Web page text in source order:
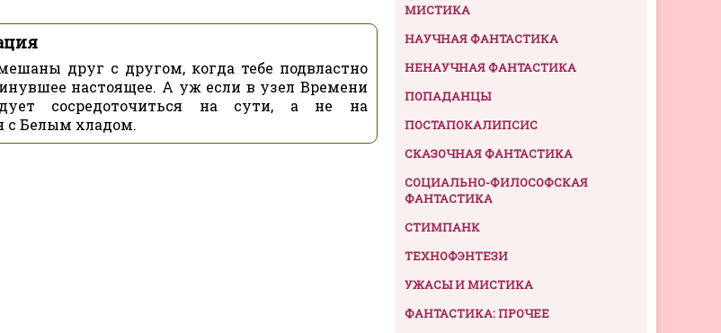
друг с другом, когда тебе подвластно
настоящее. А уж если в узел Времени
сосредоточиться на сути, а не на
с Белым хладом.
МИСТИКА
НАУЧНАЯ ФАНТАСТИКА
НЕНАУЧНАЯ ФАНТАСТИКА
ПОПАДАНЦЫ
ПОСТАПОКАЛИПСИС
СКАЗОЧНАЯ ФАНТАСТИКА
СОЦИАЛЬНО-ФИЛОСОФСКАЯ
ФАНТАСТИКА
СТИМПАНК
ТЕХНОФЭНТЕЗИ
УЖАСЫ И МИСТИКА
ФАНТАСТИКА: ПРОЧЕЕ